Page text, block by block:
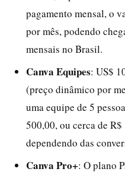
pagamento mensal, o
por mês, podendo
mensais no Brasil.
Canva Equipes: US$
(preço dinâmico por
uma equipe de 5
500,00, ou cerca de
dependendo das
Canva Pro+: O plano